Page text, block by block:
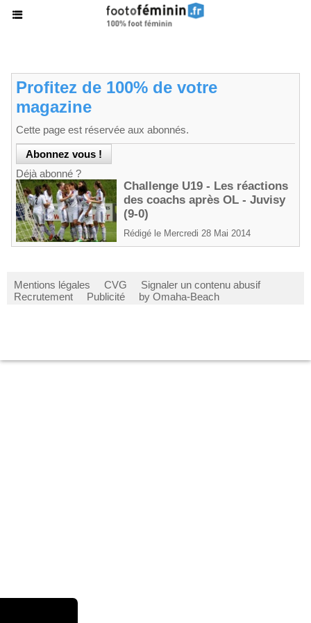
Profitez de 100% de votre
magazine
Cette page est réservée aux abonnés.
Déjà abonné ?
Challenge U19 - Les réactions
des coachs après OL - Juvisy
(9-0)
Rédigé le Mercredi 28 Mai 2014
Mentions légales CVG
Signaler un contenu abusif
Recrutement
Publicité by Omaha-Beach